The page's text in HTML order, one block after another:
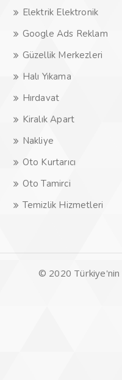
Elektrik Elektronik
Google Ads Reklam
Güzellik Merkezleri
Halı Yıkama
Hırdavat
Kiralık Apart
Nakliye
Oto Kurtarıcı
Oto Tamirci
Temizlik Hizmetleri
© 2020 Türkiye'nin